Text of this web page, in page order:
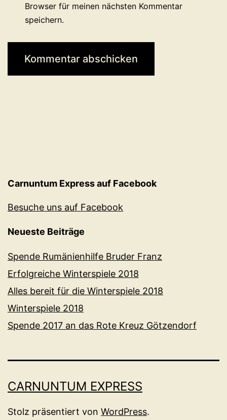
Browser für meinen nächsten Kommentar
speichern.
Carnuntum Express auf Facebook
Besuche uns auf Facebook
Neueste Beiträge
Spende Rumänienhilfe Bruder Franz
Erfolgreiche Winterspiele 2018
Alles bereit für die Winterspiele 2018
Winterspiele 2018
Spende 2017 an das Rote Kreuz Götzendorf
CARNUNTUM EXPRESS
Stolz präsentiert von WordPress.